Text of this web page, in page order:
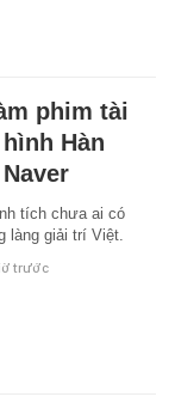
phim tài
Hàn
tích chưa ai có
làng giải trí Việt.
trước